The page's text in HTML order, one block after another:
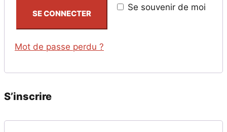
Se souvenir de moi
SE CONNECTER
Mot de passe perdu ?
S’inscrire